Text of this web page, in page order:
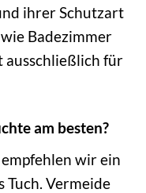
ihrer Schutzart
Badezimmer
ausschließlich für
am besten?
wir ein
Tuch. Vermeide